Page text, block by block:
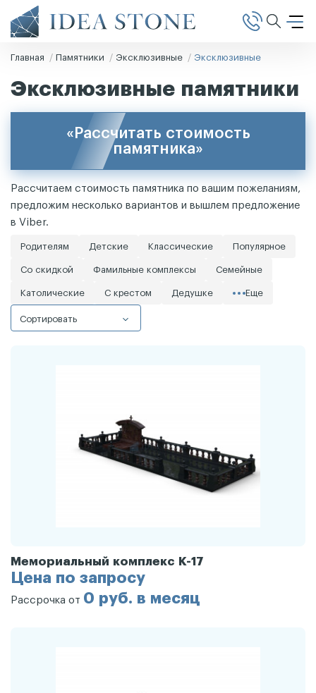
Главная Памятники Эксклюзивные Эксклюзивные
Эксклюзивные памятники
«Рассчитать стоимость
памятника»
Рассчитаем стоимость памятника по вашим пожеланиям,
предложим несколько вариантов и вышлем предложение
в Viber.
Родителям Детские Классические Популярное
Со скидкой Фамильные комплексы Семейные
Католические С крестом Дедушке Еще
Сортировать
Мемориальный комплекс К-17
Цена по запросу
Рассрочка от 0 руб. в месяц